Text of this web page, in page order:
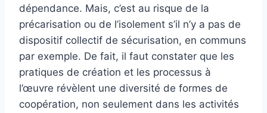
dépendance. Mais, c’est au risque de la
précarisation ou de l’isolement s’il n’y a pas de
dispositif collectif de sécurisation, en communs
par exemple. De fait, il faut constater que les
pratiques de création et les processus à
l’œuvre révèlent une diversité de formes de
coopération, non seulement dans les activités